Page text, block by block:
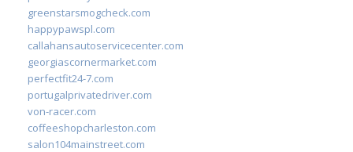
greenstarsmogcheck.com
happypawspl.com
callahansautoservicecenter.com
georgiascornermarket.com
perfectfit24-7.com
portugalprivatedriver.com
von-racer.com
coffeeshopcharleston.com
salon104mainstreet.com